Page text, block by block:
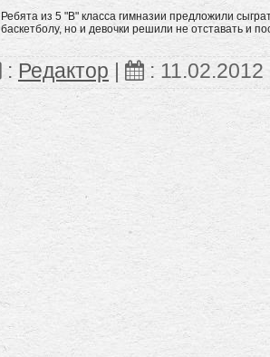
Ребята из 5 "В" класса гимназии предложили
баскетболу, но и девочки решили не отставать и
: Редактор : 11.02.2012